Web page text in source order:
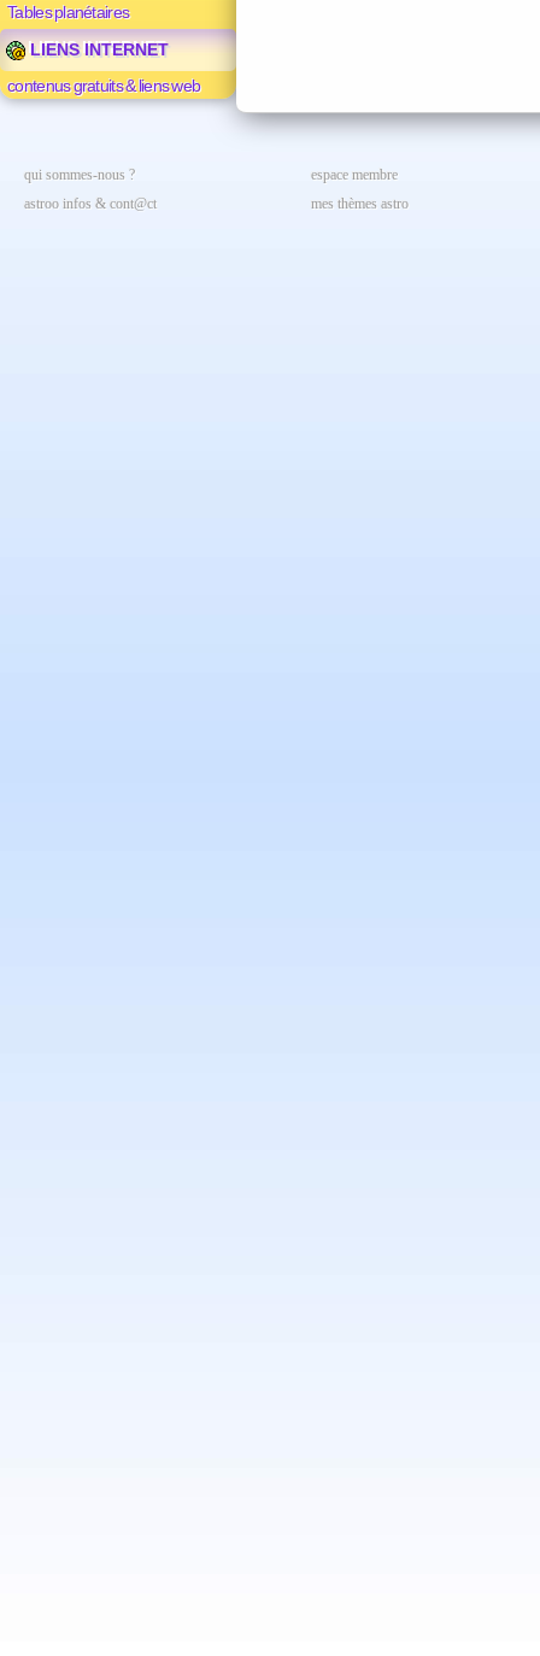
Tables planétaires
LIENS INTERNET
contenus gratuits & liens web
qui sommes-nous ?
astroo infos & cont@ct
espace membre
mes thèmes astro